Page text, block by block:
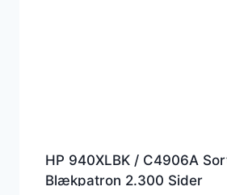
HP 940XLBK / C4906A
Blækpatron 2.300 Sider